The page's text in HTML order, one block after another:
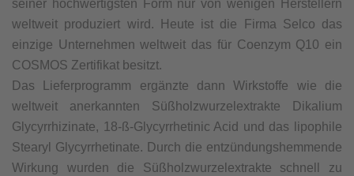
seiner hochwertigsten Form nur von wenigen Herstellern
weltweit produziert wird. Heute ist die Firma Selco das
einzige Unternehmen weltweit das für Coenzym Q10 ein
COSMOS Zertifikat besitzt.
Das Lieferprogramm ergänzte dann Wirkstoffe wie die
weltweit anerkannten Süßholzwurzelextrakte Dikalium
Glycyrrhizinate, 18-ß-Glycyrrhetinic Acid und das lipophile
Stearyl Glycyrrhetinate. Durch die entzündungshemmende
Wirkung wurden die Süßholzwurzelextrakte schnell zu